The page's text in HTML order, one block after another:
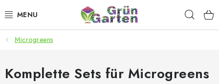
Inhalt
ANGEBOTE
LED PFLANZENLAMPEN
Microgreens
Komplette Sets für Microgreens